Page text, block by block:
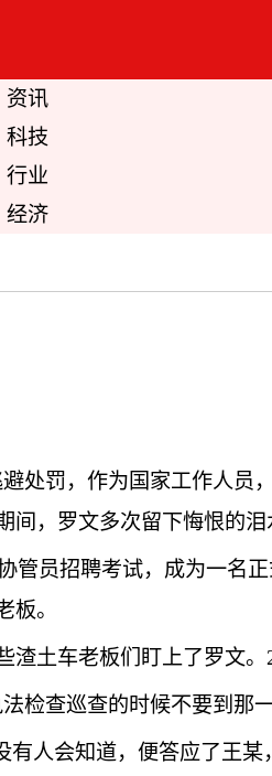
资讯
科技
行业
经济
罚，作为国家工作人员
，罗文多次留下悔恨的泪
员招聘考试，成为一名
板。
车老板们盯上了罗文。
查巡查的时候不要到那一
人会知道，便答应了王某